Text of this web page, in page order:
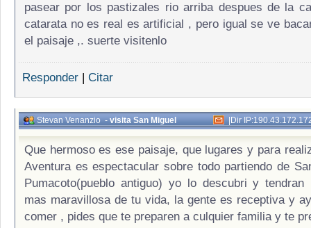
pasear por los pastizales rio arriba despues de la
catarata no es real es artificial , pero igual se ve
el paisaje ,. suerte visitenlo
Responder | Citar
Stevan Venanzio-visita San Miguel |Dir
Que hermoso es ese paisaje, que lugares y para
Aventura es espectacular sobre todo partiendo de
Pumacoto(pueblo antiguo) yo lo descubri y tendran
mas maravillosa de tu vida, la gente es receptiva y
comer , pides que te preparen a culquier familia y te